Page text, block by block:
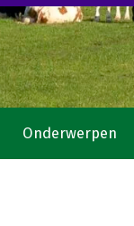
Onderwerpen